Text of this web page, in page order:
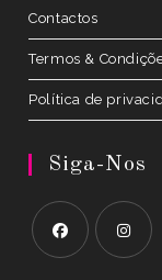
Contactos
Termos &
Política de
Siga-Nos